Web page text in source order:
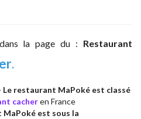
dans la page du : Restaurant
.
Le restaurant MaPoké est classé
cacheren France
est sous la